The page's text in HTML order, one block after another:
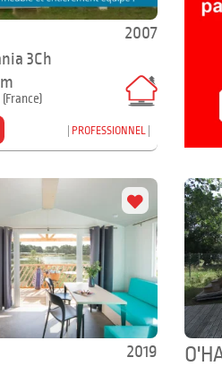
2007
3Ch
PROFESSIONNEL
2019